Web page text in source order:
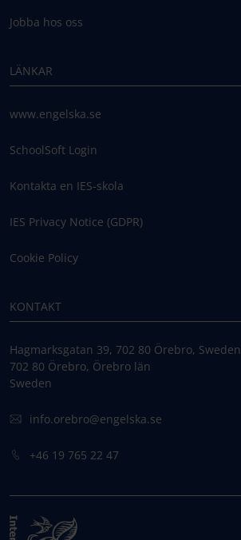
Jobba hos oss
LÄNKAR
www.engelska.se
SchoolSoft Login
Kontakta en IES-skola
IES Privacy Notice (GDPR)
Cookie Policy
KONTAKT
Hagmarksgatan 39, 702 80 Örebro, Sweden
702 80 Örebro, Örebro län
Sweden
info.orebro@engelska.se
+46 19 765 22 47